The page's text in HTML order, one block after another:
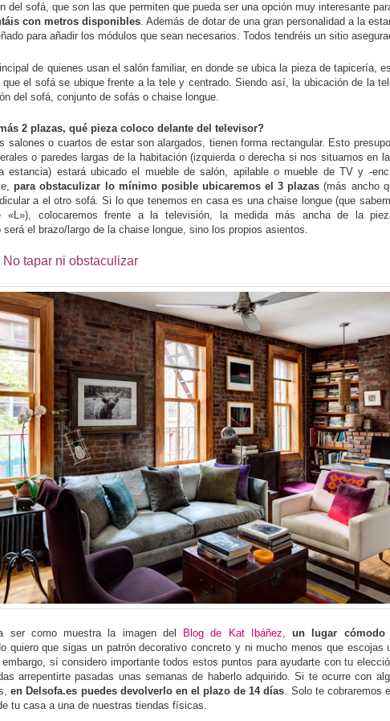
del sofá, que son las que permiten que pueda ser una opción muy interesante
con metros disponibles. Además de dotar de una gran personalidad a la
para añadir los módulos que sean necesarios. Todos tendréis un sitio
de quienes usan el salón familiar, en donde se ubica la pieza de tapicería, es
que el sofá se ubique frente a la tele y centrado. Siendo así, la ubicación de la
del sofá, conjunto de sofás o chaise longue.
2 plazas, qué pieza coloco delante del televisor?
salones o cuartos de estar son alargados, tienen forma rectangular. Esto
o paredes largas de la habitación (izquierda o derecha si nos situamos en
estancia) estará ubicado el mueble de salón, apilable o mueble de TV y -
para obstaculizar lo mínimo posible ubicaremos el 3 plazas (más ancho
a el otro sofá. Si lo que tenemos en casa es una chaise longue (que
«L»), colocaremos frente a la televisión, la medida más ancha de la
será el brazo/largo de la chaise longue, sino los propios asientos.
No tapar ni obstaculizar
ser como muestra la imagen del Blog de Kat Ibáñez ,un lugar
quiero que sigas un patrón decorativo concreto y ni mucho menos que escojas
sí considero importante todos estos puntos para ayudarte con tu
arrepentirte pasadas unas semanas de haberlo adquirido. Si te ocurre con
en Delsofa.es puedes devolverlo en el plazo de 14 días . Solo te cobraremos
tu casa a una de nuestras tiendas físicas.